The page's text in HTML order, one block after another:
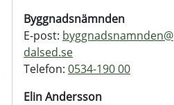
Byggnadsnämnden
E-post: byggnadsnamnden@
dalsed.se
Telefon: 0534-190 00
Elin Andersson